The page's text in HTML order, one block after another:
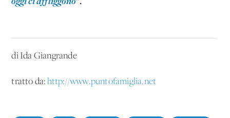
di Ida Giangrande
tratto da: http://www.puntofamiglia.net